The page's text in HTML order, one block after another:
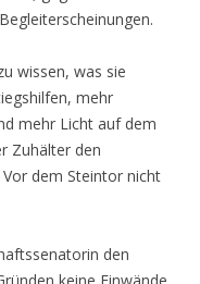
wissen, was sie
mehr
mehr Licht auf dem
Zuhälter den
dem Steintor nicht
den